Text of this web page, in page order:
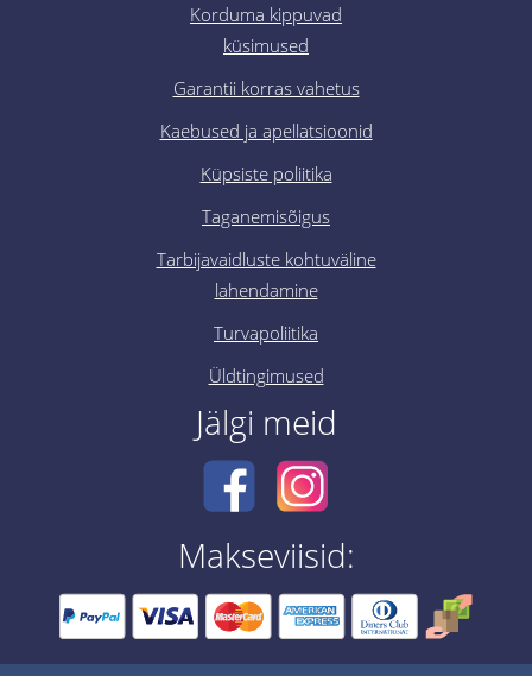
Korduma kippuvad
küsimused
Garantii korras vahetus
Kaebused ja apellatsioonid
Küpsiste poliitika
Taganemisõigus
Tarbijavaidluste kohtuväline
lahendamine
Turvapoliitika
Üldtingimused
Jälgi meid
Makseviisid: